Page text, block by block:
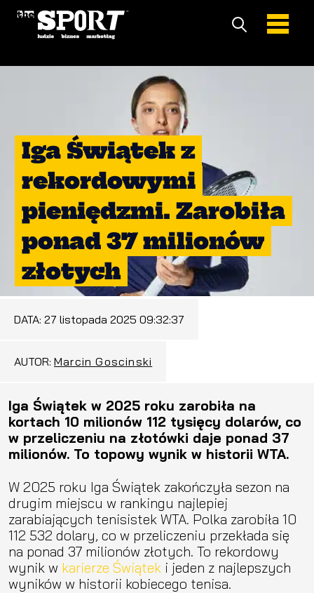
Iga Świątek z
rekordowymi
pieniędzmi. Zarobiła
ponad 37 milionów
złotych
DATA: 27 listopada 2025 09:32:37
AUTOR: Marcin Goscinski
Iga Świątek w 2025 roku zarobiła na
kortach 10 milionów 112 tysięcy dolarów, co
w przeliczeniu na złotówki daje ponad 37
milionów. To topowy wynik w historii WTA.
W 2025 roku Iga Świątek zakończyła sezon na
drugim miejscu w rankingu najlepiej
zarabiających tenisistek WTA. Polka zarobiła 10
112 532 dolary, co w przeliczeniu przekłada się
na ponad 37 milionów złotych. To rekordowy
wynik w karierze Świątek i jeden z najlepszych
wyników w historii kobiecego tenisa.